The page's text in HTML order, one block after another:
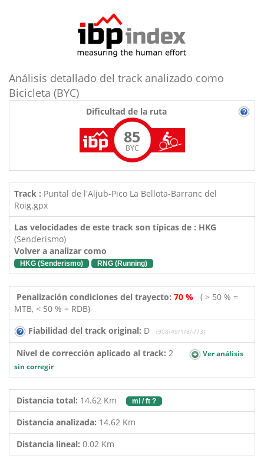
Análisis detallado del track analizado como
Bicicleta (BYC)
Dificultad de la ruta
85
BYC
Track : Puntal de l'Aljub-Pico La Bellota-Barranc del
Roig.gpx
Las velocidades de este track son típicas de : HKG
(Senderismo)
Volver a analizar como
HKG (Senderismo) RNG (Running)
Penalización condiciones del trayecto: 70 % ( > 50 % =
MTB, < 50 % = RDB)
Fiabilidad del track original: D (908/49/1/8/-/73)
Nivel de corrección aplicado al track: 2
Ver análisis
sin corregir
Distancia total: 14.62 Km mi / ft ?
Distancia analizada: 14.62 Km
Distancia lineal: 0.02 Km